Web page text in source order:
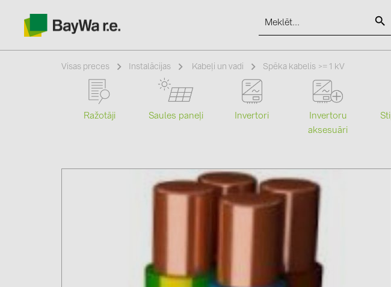
SOLAR-PLANIT
Produkti
Jaunumi
Kategorijas
Saules paneļi (18)
Enerģijas uzglabāšana
Instalācijas (87)
Visas preces Instalācijas Kabeļi un vadi Spēka kabelis >= 1 kV
Ražotāji Saules paneļi Invertori
Invertoru
aksesuāri